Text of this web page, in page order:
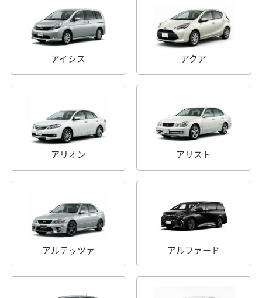
アイシス アクア
アリオン アリスト
アルテッツァ アルファード